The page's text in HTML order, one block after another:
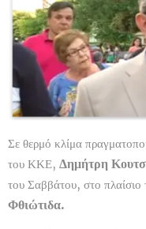
Σε θερμό κλίμα
του ΚΚΕ, Δημήτρη
του Σαββάτου, στο πλαίσιο
Φθιώτιδα.